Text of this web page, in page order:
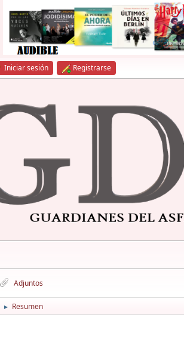
Iniciar sesión Registrarse
Adjuntos
► Resumen